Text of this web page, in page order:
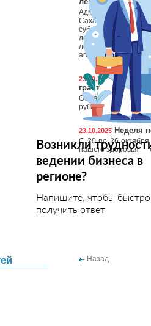
Возникли
ведении бизнеса в
регионе?
Напишите, чтобы быстро
получить ответ
Администрация
Сахалинской
субсидии на
деятельности
лекарственными
аптека)
23.10.2025
грант
Объявляется
рублей на
23.10.2025 Неделя
С 20 по 26
нашего здоровья —
Назад